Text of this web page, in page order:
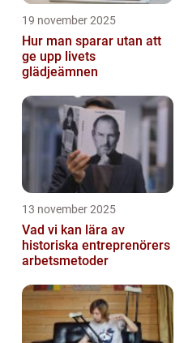
19 november 2025
Hur man sparar utan att
ge upp livets
glädjeämnen
13 november 2025
Vad vi kan lära av
historiska entreprenörers
arbetsmetoder